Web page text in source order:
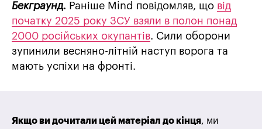
Бекграунд. Раніше Mind повідомляв, що від
початку 2025 року ЗСУ взяли в полон понад
2000 російських окупантів. Сили оборони
зупинили весняно-літній наступ ворога та
мають успіхи на фронті.
Якщо ви дочитали цей матеріал до кінця, ми